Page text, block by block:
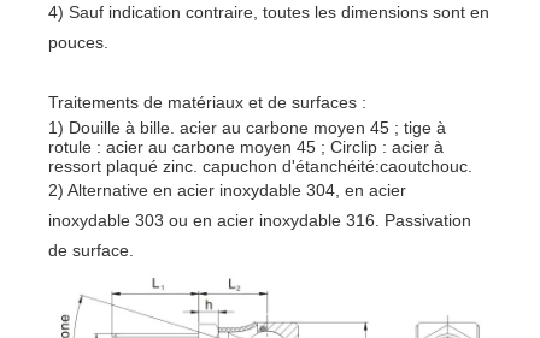
4) Sauf indication contraire, toutes les dimensions sont en
pouces.
Traitements de matériaux et de surfaces :
1) Douille à bille. acier au carbone moyen 45 ; tige à
rotule : acier au carbone moyen 45 ; Circlip : acier à
ressort plaqué zinc. capuchon d'étanchéité:caoutchouc.
2) Alternative en acier inoxydable 304, en acier
inoxydable 303 ou en acier inoxydable 316. Passivation
de surface.